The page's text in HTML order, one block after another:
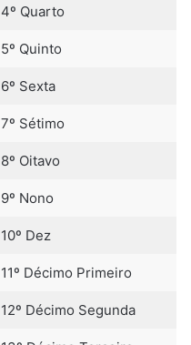
4º Quarto
5º Quinto
6º Sexta
7º Sétimo
8º Oitavo
9º Nono
10º Dez
11º Décimo Primeiro
12º Décimo Segunda